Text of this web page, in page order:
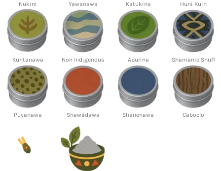
Nukini Yawanawa Katukina Huni Kuin
Kuntanawa Non Indigenous Apurina Shamanic Snuff
Puyanawa Shawãdawa Shanenawa Caboclo